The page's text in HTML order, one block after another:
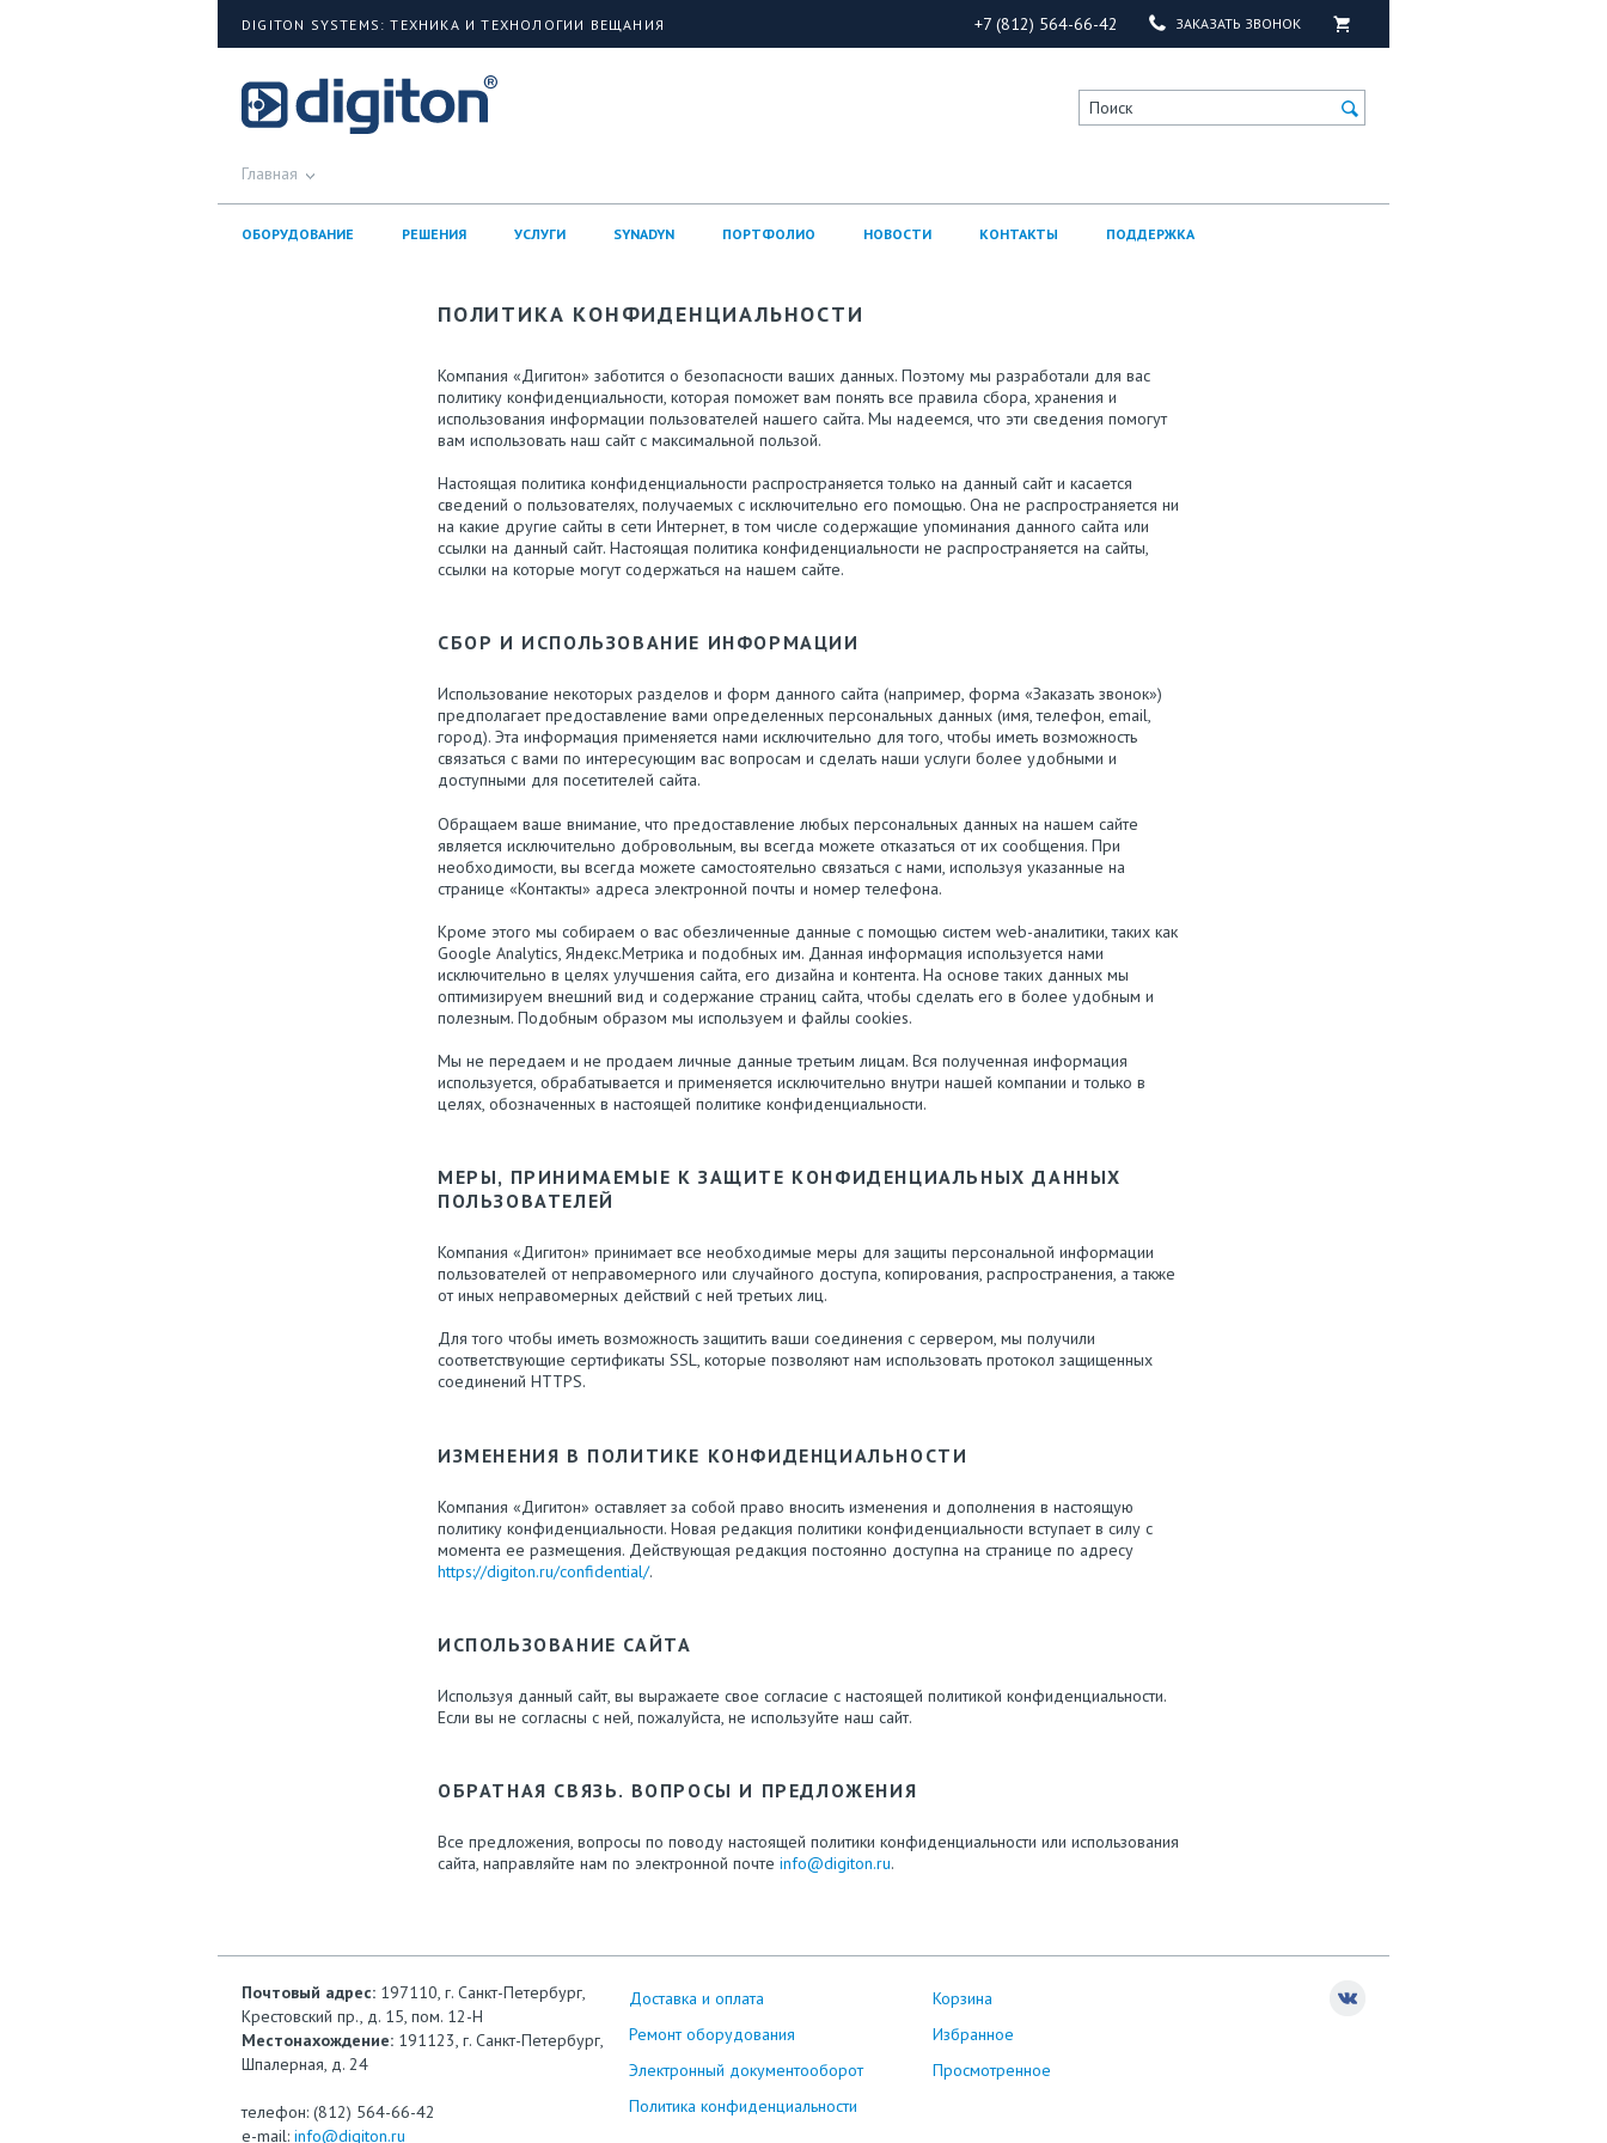
+7 (812) 564-66-42 ЗАКАЗАТЬ ЗВОНОК
DIGITON SYSTEMS: ТЕХНИКА И ТЕХНОЛОГИИ ВЕЩАНИЯ
Поиск
Главная
ОБОРУДОВАНИЕ РЕШЕНИЯ УСЛУГИ SYNADYN ПОРТФОЛИО НОВОСТИ КОНТАКТЫ ПОДДЕРЖКА
ПОЛИТИКА КОНФИДЕНЦИАЛЬНОСТИ
Компания «Дигитон» заботится о безопасности ваших данных. Поэтому мы разработали для вас
политику конфиденциальности, которая поможет вам понять все правила сбора, хранения и
использования информации пользователей нашего сайта. Мы надеемся, что эти сведения помогут
вам использовать наш сайт с максимальной пользой.
Настоящая политика конфиденциальности распространяется только на данный сайт и касается
сведений о пользователях, получаемых с исключительно его помощью. Она не распространяется ни
на какие другие сайты в сети Интернет, в том числе содержащие упоминания данного сайта или
ссылки на данный сайт. Настоящая политика конфиденциальности не распространяется на сайты,
ссылки на которые могут содержаться на нашем сайте.
СБОР И ИСПОЛЬЗОВАНИЕ ИНФОРМАЦИИ
Использование некоторых разделов и форм данного сайта (например, форма «Заказать звонок»)
предполагает предоставление вами определенных персональных данных (имя, телефон, email,
город). Эта информация применяется нами исключительно для того, чтобы иметь возможность
связаться с вами по интересующим вас вопросам и сделать наши услуги более удобными и
доступными для посетителей сайта.
Обращаем ваше внимание, что предоставление любых персональных данных на нашем сайте
является исключительно добровольным, вы всегда можете отказаться от их сообщения. При
необходимости, вы всегда можете самостоятельно связаться с нами, используя указанные на
странице «Контакты» адреса электронной почты и номер телефона.
Кроме этого мы собираем о вас обезличенные данные с помощью систем web-аналитики, таких как
Google Analytics, Яндекс.Метрика и подобных им. Данная информация используется нами
исключительно в целях улучшения сайта, его дизайна и контента. На основе таких данных мы
оптимизируем внешний вид и содержание страниц сайта, чтобы сделать его в более удобным и
полезным. Подобным образом мы используем и файлы cookies.
Мы не передаем и не продаем личные данные третьим лицам. Вся полученная информация
используется, обрабатывается и применяется исключительно внутри нашей компании и только в
целях, обозначенных в настоящей политике конфиденциальности.
МЕРЫ, ПРИНИМАЕМЫЕ К ЗАЩИТЕ КОНФИДЕНЦИАЛЬНЫХ ДАННЫХ
ПОЛЬЗОВАТЕЛЕЙ
Компания «Дигитон» принимает все необходимые меры для защиты персональной информации
пользователей от неправомерного или случайного доступа, копирования, распространения, а также
от иных неправомерных действий с ней третьих лиц.
Для того чтобы иметь возможность защитить ваши соединения с сервером, мы получили
соответствующие сертификаты SSL, которые позволяют нам использовать протокол защищенных
соединений HTTPS.
ИЗМЕНЕНИЯ В ПОЛИТИКЕ КОНФИДЕНЦИАЛЬНОСТИ
Компания «Дигитон» оставляет за собой право вносить изменения и дополнения в настоящую
политику конфиденциальности. Новая редакция политики конфиденциальности вступает в силу с
момента ее размещения. Действующая редакция постоянно доступна на странице по адресу
https://digiton.ru/confidential/.
ИСПОЛЬЗОВАНИЕ САЙТА
Используя данный сайт, вы выражаете свое согласие с настоящей политикой конфиденциальности.
Если вы не согласны с ней, пожалуйста, не используйте наш сайт.
ОБРАТНАЯ СВЯЗЬ. ВОПРОСЫ И ПРЕДЛОЖЕНИЯ
Все предложения, вопросы по поводу настоящей политики конфиденциальности или использования
сайта, направляйте нам по электронной почте info@digiton.ru.
Почтовый адрес: 197110, г. Санкт-Петербург,
Крестовский пр., д. 15, пом. 12-Н
Местонахождение: 191123, г. Санкт-Петербург,
Шпалерная, д. 24
телефон: (812) 564-66-42
e-mail: info@digiton.ru
Доставка и оплата
Ремонт оборудования
Электронный документооборот
Политика конфиденциальности
Корзина
Избранное
Просмотренное